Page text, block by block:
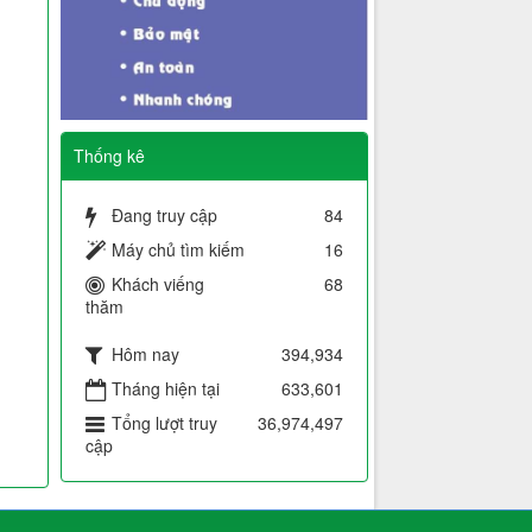
Thống kê
Đang truy cập
84
Máy chủ tìm kiếm
16
Khách viếng
thăm
68
Hôm nay
394,934
Tháng hiện tại
633,601
Tổng lượt truy
cập
36,974,497